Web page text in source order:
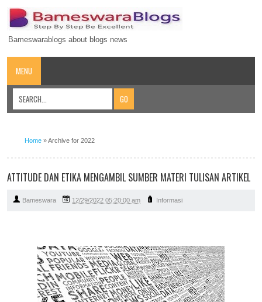
Bameswarablogs about blogs news
MENU
Home »Archive for 2022
ATTITUDE DAN ETIKA MENGAMBIL SUMBER MATERI TULISAN ARTIKEL
Bameswara 12/29/2022 05:20:00 am Informasi